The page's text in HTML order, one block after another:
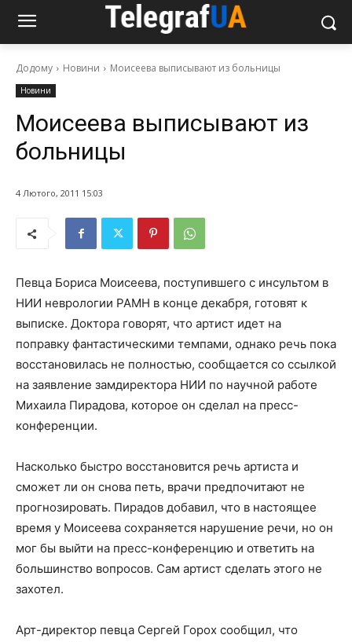
Додому Новини Моисеева выписывают из больницы
Новини
Моисеева выписывают из
больницы
4 Лютого, 2011 15:03
Певца Бориса Моисеева, поступившего с инсультом в
НИИ неврологии РАМН в конце декабря, готовят к
выписке. Доктора говорят, что артист идет на
поправку фантастическими темпами, однако речь пока
восстановилась не полностью, сообщается со ссылкой
на заявление замдиректора НИИ по научной работе
Михаила Пирадова, которое он сделал на пресс-
конференции.
Насколько быстро восстановится речь артиста и
сможет ли он снова петь, врачи предпочитают не
прогнозировать. Пирадов добавил, что в настоящее
время у Моисеева сохраняется нарушение речи, но он
мог бы выйти на пресс-конференцию и ответить на
большинство вопросов. Сам артист сделать этого не
захотел.
Арт-директор певца Сергей Горох сообщил, что